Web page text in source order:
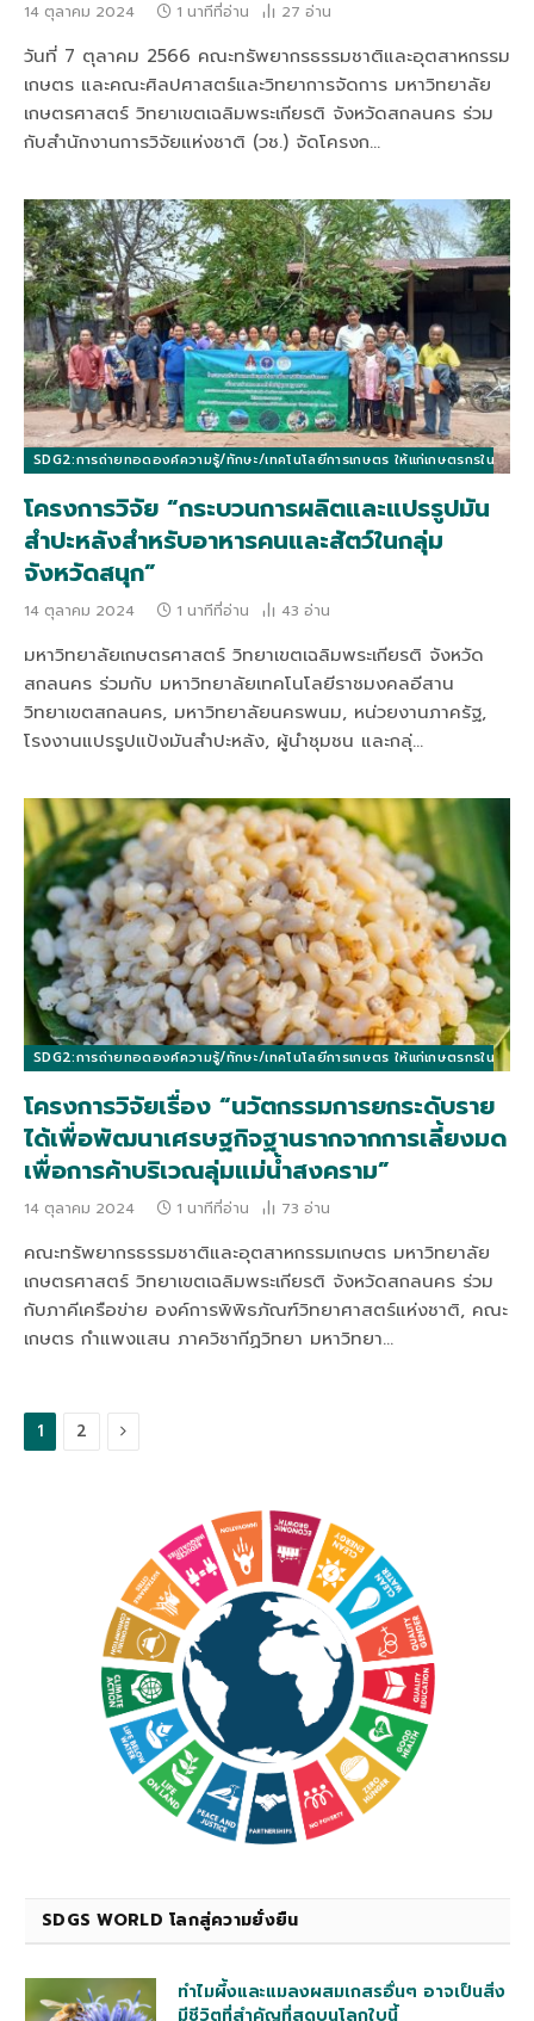
14 ตุลาคม 2024 1 นาทีที่อ่าน 27 อ่าน
วันที่ 7 ตุลาคม 2566 คณะทรัพยากรธรรมชาติและอุตสาหกรรม
เกษตร และคณะศิลปศาสตร์และวิทยาการจัดการ มหาวิทยาลัย
เกษตรศาสตร์ วิทยาเขตเฉลิมพระเกียรติ จังหวัดสกลนคร ร่วม
กับสำนักงานการวิจัยแห่งชาติ (วช.) จัดโครงก…
SDG2:การถ่ายทอดองค์ความรู้/ทักษะ/เทคโนโลยีการเกษตร ให้แก่เกษตรกรในท้อง
โครงการวิจัย “กระบวนการผลิตและแปรรูปมัน
สำปะหลังสำหรับอาหารคนและสัตว์ในกลุ่ม
จังหวัดสนุก”
14 ตุลาคม 2024 1 นาทีที่อ่าน 43 อ่าน
มหาวิทยาลัยเกษตรศาสตร์ วิทยาเขตเฉลิมพระเกียรติ จังหวัด
สกลนคร ร่วมกับ มหาวิทยาลัยเทคโนโลยีราชมงคลอีสาน
วิทยาเขตสกลนคร, มหาวิทยาลัยนครพนม, หน่วยงานภาครัฐ,
โรงงานแปรรูปแป้งมันสำปะหลัง, ผู้นำชุมชน และกลุ่…
SDG2:การถ่ายทอดองค์ความรู้/ทักษะ/เทคโนโลยีการเกษตร ให้แก่เกษตรกรในท้อง
โครงการวิจัยเรื่อง “นวัตกรรมการยกระดับราย
ได้เพื่อพัฒนาเศรษฐกิจฐานรากจากการเลี้ยงมด
เพื่อการค้าบริเวณลุ่มแม่น้ำสงคราม”
14 ตุลาคม 2024 1 นาทีที่อ่าน 73 อ่าน
คณะทรัพยากรธรรมชาติและอุตสาหกรรมเกษตร มหาวิทยาลัย
เกษตรศาสตร์ วิทยาเขตเฉลิมพระเกียรติ จังหวัดสกลนคร ร่วม
กับภาคีเครือข่าย องค์การพิพิธภัณฑ์วิทยาศาสตร์แห่งชาติ, คณะ
เกษตร กำแพงแสน ภาควิชากีฏวิทยา มหาวิทยา…
1 2
ถัด
SDGS WORLD โลกสู่ความยั่งยืน
ทำไมผึ้งและแมลงผสมเกสรอื่นๆ อาจเป็นสิ่ง
มีชีวิตที่สำคัญที่สุดบนโลกใบนี้